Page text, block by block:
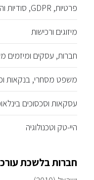
פרטיות, GDPR, סודיות והגנה על מוניטין
מיזוגים ורכישות
חברות, עסקים ומיזמים
משפט מסחרי, בנקאות
עסקאות וסכסוכים
היי-טק וטכנולוגיה
חברות בלשכת